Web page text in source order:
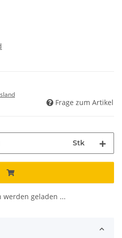
Frage zum Artikel
Stk
werden geladen ...